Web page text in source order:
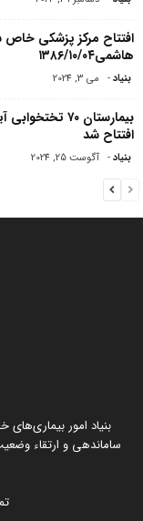
افتتاح مرکز پزشکی خاص
هاشمی۱۳۸۶/۱۰/۰۴
بنیاد- می 3, 2024
بیمارستان
افتتاح شد
بنیاد- آگوست 25, 2024
بنیاد امور
ساماندهی و ارتقاء